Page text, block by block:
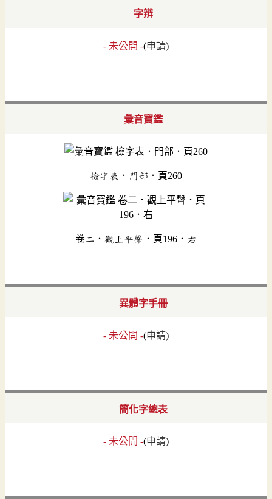
字辨
- 未公開 -(申請)
彙音寶鑑
檢字表．門部．頁260
卷二．觀上平聲．頁196．右
異體字手冊
- 未公開 -(申請)
簡化字總表
- 未公開 -(申請)